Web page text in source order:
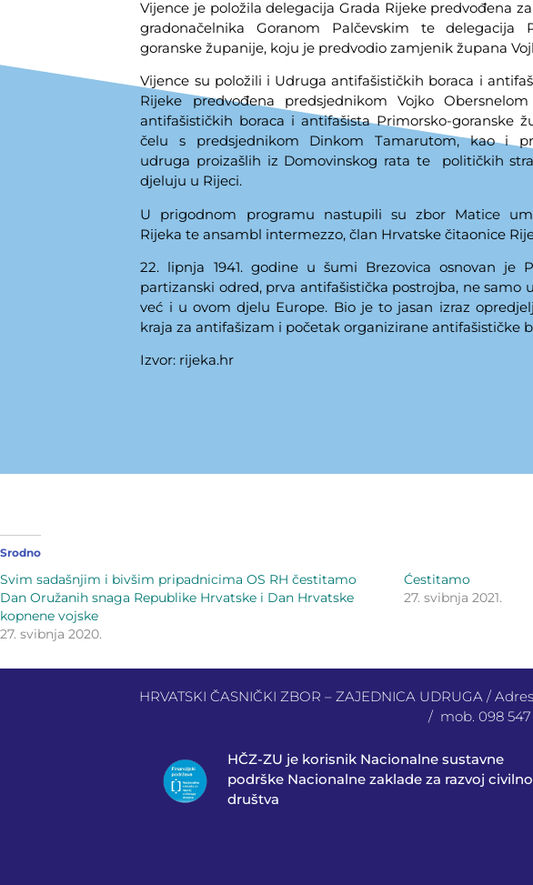
Vijence je položila delegacija Grada Rijeke predvođena
gradonačelnika Goranom Palčevskim te delegacija
goranske županije, koju je predvodio zamjenik župana
Vijence su položili i Udruga antifašističkih boraca i
Rijeke predvođena predsjednikom Vojko
antifašističkih boraca i antifašista Primorsko-goranske
čelu s predsjednikom Dinkom Tamarutom, kao i
udruga proizašlih iz Domovinskog rata te političkih
djeluju u Rijeci.
U prigodnom programu nastupili su zbor Matice
Rijeka te ansambl intermezzo, član Hrvatske čitaonice
22. lipnja 1941. godine u šumi Brezovica osnovan je
partizanski odred, prva antifašistička postrojba, ne samo
već i u ovom djelu Europe. Bio je to jasan izraz
kraja za antifašizam i početak organizirane antifašističke
Izvor: rijeka.hr
Srodno
Svim sadašnjim i bivšim pripadnicima OS RH čestitamo
Dan Oružanih snaga Republike Hrvatske i Dan Hrvatske
kopnene vojske
27. svibnja 2020.
Ćestitamo
27. svibnja 2021.
HRVATSKI ČASNIČKI ZBOR – ZAJEDNICA UDRUGA /
/ mob. 098 547
HČZ-ZU je korisnik Nacionalne sustavne
podrške Nacionalne zaklade za razvoj
društva